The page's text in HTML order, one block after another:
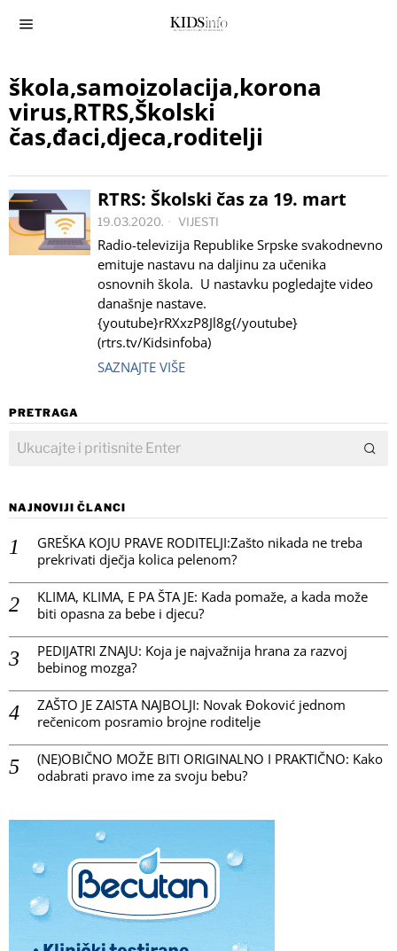
škola,samoizolacija,korona
virus,RTRS,Školski
čas,đaci,djeca,roditelji
RTRS: Školski čas za 19. mart
19.03.2020. VIJESTI
Radio-televizija Republike Srpske svakodnevno
emituje nastavu na daljinu za učenika
osnovnih škola. U nastavku pogledajte video
današnje nastave.
{youtube}rRXxzP8Jl8g{/youtube}
(rtrs.tv/Kidsinfoba)
SAZNAJTE VIŠE
PRETRAGA
NAJNOVIJI ČLANCI
GREŠKA KOJU PRAVE RODITELJI:Zašto nikada ne treba
prekrivati dječja kolica pelenom?
KLIMA, KLIMA, E PA ŠTA JE: Kada pomaže, a kada može
biti opasna za bebe i djecu?
PEDIJATRI ZNAJU: Koja je najvažnija hrana za razvoj
bebinog mozga?
ZAŠTO JE ZAISTA NAJBOLJI: Novak Đoković jednom
rečenicom posramio brojne roditelje
(NE)OBIČNO MOŽE BITI ORIGINALNO I PRAKTIČNO: Kako
odabrati pravo ime za svoju bebu?